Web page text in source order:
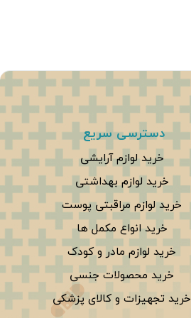
دسترسی سریع
خرید لوازم آرایشی
خرید لوازم بهداشتی
خرید لوازم مراقبتی پوست
خرید انواع مکمل ها
خرید لوازم مادر و کودک
خرید محصولات جنسی
خرید تجهیزات و کالای پزشکی